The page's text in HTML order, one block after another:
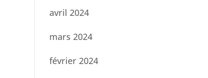
avril 2024
mars 2024
février 2024